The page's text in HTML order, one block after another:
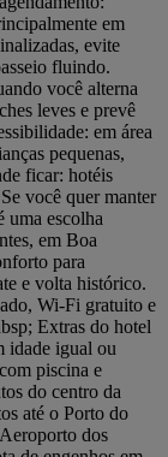
em
evite
fluindo.
você alterna
leves e prevê
em área
pequenas,
ficar: hotéis
você quer manter
uma escolha
em Boa
para
e volta histórico.
Wi-Fi gratuito e
Extras do hotel
idade igual ou
piscina e
do centro da
até o Porto do
dos